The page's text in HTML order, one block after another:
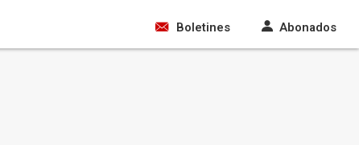
Boletines Abonados